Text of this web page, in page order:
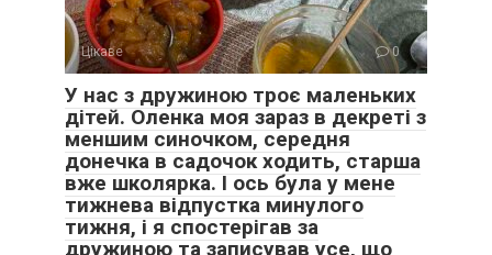
Цікаве 0
У нас з дружиною троє маленьких
дітей. Оленка моя зараз в декреті з
меншим синочком, середня
донечка в садочок ходить, старша
вже школярка. І ось була у мене
тижнева відпустка минулого
тижня, і я спостерігав за
дружиною та записував усе, що